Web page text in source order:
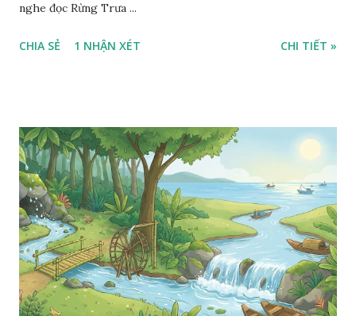
nghe đọc Rừng Trưa ...
CHIA SẺ 1 NHẬN XÉT CHI TIẾT »